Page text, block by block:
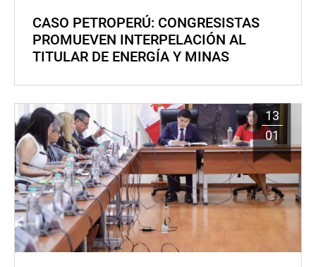
CASO PETROPERÚ: CONGRESISTAS
PROMUEVEN INTERPELACIÓN AL
TITULAR DE ENERGÍA Y MINAS
13
01